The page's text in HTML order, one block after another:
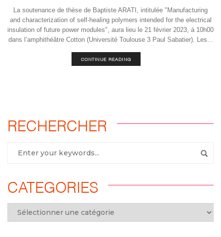
La soutenance de thèse de Baptiste ARATI, intitulée "Manufacturing
and characterization of self-healing polymers intended for the electrical
insulation of future power modules", aura lieu le 21 février 2023, à 10h00
dans l’amphithéâtre Cotton (Université Toulouse 3 Paul Sabatier). Les...
CONTINUE READING
RECHERCHER
CATEGORIES